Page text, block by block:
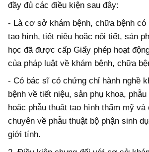
đầy đủ các điều kiện sau đây:
- Là cơ sở khám bệnh, chữa bệnh có
tạo hình, tiết niệu hoặc nội tiết, sản
học đã được cấp Giấy phép hoạt
của pháp luật về khám bệnh, chữa
- Có bác sĩ có chứng chỉ hành nghề
bệnh về tiết niệu, sản phụ khoa,
hoặc phẫu thuật tạo hình thẩm mỹ
chuyên về phẫu thuật bộ phận sinh
giới tính.